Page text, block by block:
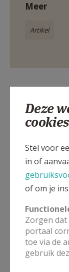
Meer
Artikel
Lees
Deze
cookies
Stel voor
in of
of om je
Zorgen
portaal
toe via de
gebruik